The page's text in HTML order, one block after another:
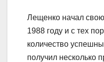
Лещенко начал
1988 году и с тех
количество
получил несколько